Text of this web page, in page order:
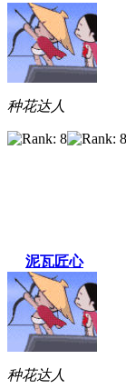
种花达人
泥瓦匠心
种花达人